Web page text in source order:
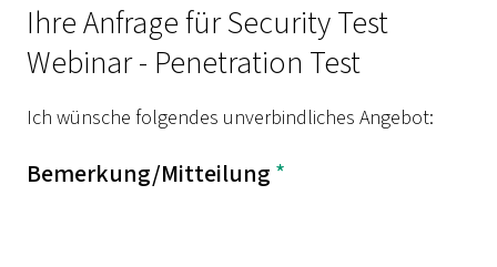
Ihre Anfrage für Security Test
Webinar - Penetration Test
Ich wünsche folgendes unverbindliches Angebot:
Bemerkung/Mitteilung*